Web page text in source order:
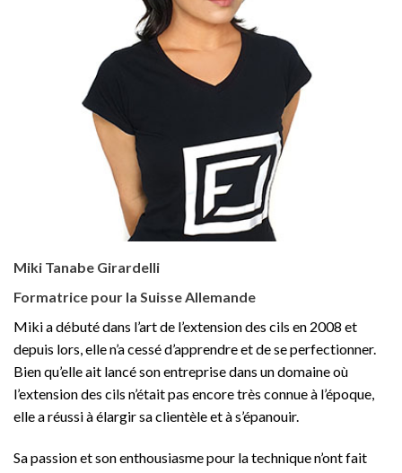
Miki Tanabe Girardelli
Formatrice pour la Suisse Allemande
Miki a débuté dans l’art de l’extension des cils en 2008 et
depuis lors, elle n’a cessé d’apprendre et de se perfectionner.
Bien qu’elle ait lancé son entreprise dans un domaine où
l’extension des cils n’était pas encore très connue à l’époque,
elle a réussi à élargir sa clientèle et à s’épanouir.
Sa passion et son enthousiasme pour la technique n’ont fait